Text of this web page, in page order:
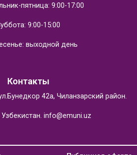
пятница: 9:00-17:00
9:00-15:00
выходной день
Контакты
42а, Чиланзарский район.
info@emuni.uz